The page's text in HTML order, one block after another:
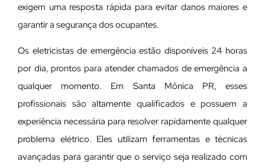
exigem uma resposta rápida para evitar danos maiores e
garantir a segurança dos ocupantes.
Os eletricistas de emergência estão disponíveis 24 horas
por dia, prontos para atender chamados de emergência a
qualquer momento. Em Santa Mônica PR, esses
profissionais são altamente qualificados e possuem a
experiência necessária para resolver rapidamente qualquer
problema elétrico. Eles utilizam ferramentas e técnicas
avançadas para garantir que o serviço seja realizado com